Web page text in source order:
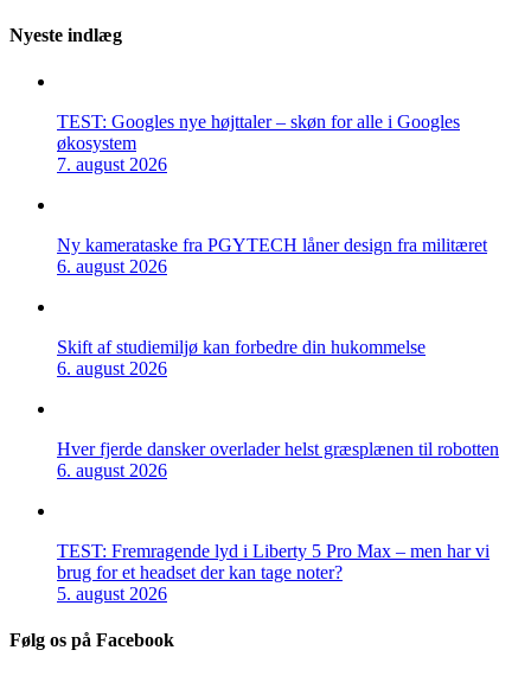
Nyeste indlæg
TEST: Googles nye højttaler – skøn for alle i Googles
økosystem
7. august 2026
Ny kamerataske fra PGYTECH låner design fra militæret
6. august 2026
Skift af studiemiljø kan forbedre din hukommelse
6. august 2026
Hver fjerde dansker overlader helst græsplænen til robotten
6. august 2026
TEST: Fremragende lyd i Liberty 5 Pro Max – men har vi
brug for et headset der kan tage noter?
5. august 2026
Følg os på Facebook